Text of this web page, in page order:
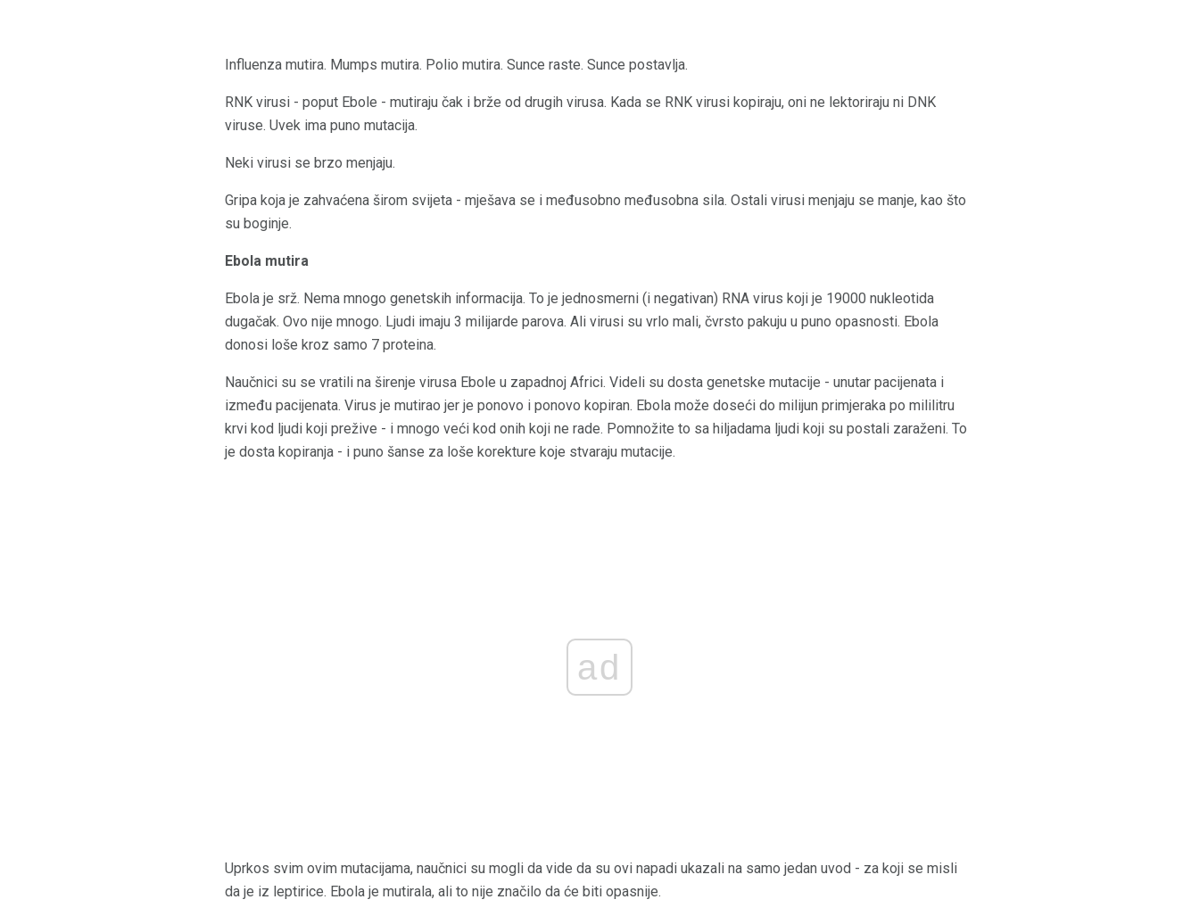
Influenza mutira. Mumps mutira. Polio mutira. Sunce raste. Sunce postavlja.
RNK virusi - poput Ebole - mutiraju čak i brže od drugih virusa. Kada se RNK virusi kopiraju, oni ne lektoriraju ni DNK
viruse. Uvek ima puno mutacija.
Neki virusi se brzo menjaju.
Gripa koja je zahvaćena širom svijeta - mješava se i međusobno međusobna sila. Ostali virusi menjaju se manje, kao što
su boginje.
Ebola mutira
Ebola je srž. Nema mnogo genetskih informacija. To je jednosmerni (i negativan) RNA virus koji je 19000 nukleotida
dugačak. Ovo nije mnogo. Ljudi imaju 3 milijarde parova. Ali virusi su vrlo mali, čvrsto pakuju u puno opasnosti. Ebola
donosi loše kroz samo 7 proteina.
Naučnici su se vratili na širenje virusa Ebole u zapadnoj Africi. Videli su dosta genetske mutacije - unutar pacijenata i
između pacijenata. Virus je mutirao jer je ponovo i ponovo kopiran. Ebola može doseći do milijun primjeraka po mililitru
krvi kod ljudi koji prežive - i mnogo veći kod onih koji ne rade. Pomnožite to sa hiljadama ljudi koji su postali zaraženi. To
je dosta kopiranja - i puno šanse za loše korekture koje stvaraju mutacije.
ad
Uprkos svim ovim mutacijama, naučnici su mogli da vide da su ovi napadi ukazali na samo jedan uvod - za koji se misli
da je iz leptirice. Ebola je mutirala, ali to nije značilo da će biti opasnije.